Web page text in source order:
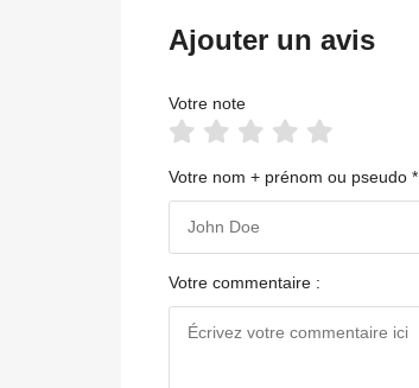
Ajouter un avis
Votre note
Votre nom + prénom ou pseudo *
Votre commentaire :